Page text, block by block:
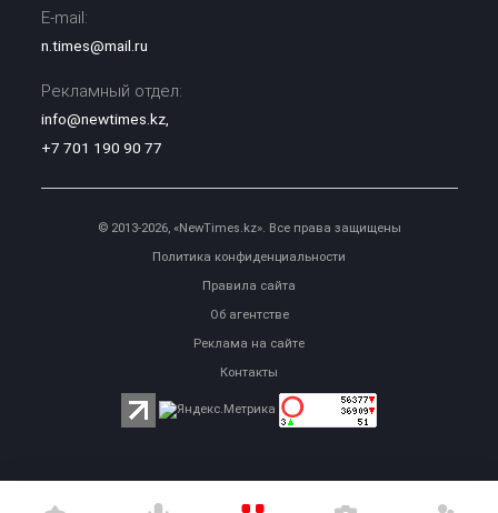
E-mail:
n.times@mail.ru
Рекламный отдел:
info@newtimes.kz,
+7 701 190 90 77
© 2013-2026, «NewTimes.kz». Все права защищены
Политика конфиденциальности
Правила сайта
Об агентстве
Реклама на сайте
Контакты